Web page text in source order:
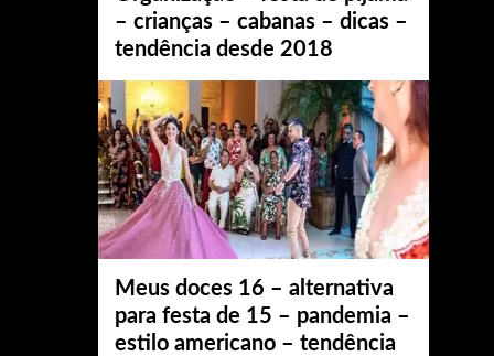
– crianças – cabanas – dicas –
tendência desde 2018
Meus doces 16 – alternativa
para festa de 15 – pandemia –
estilo americano – tendência